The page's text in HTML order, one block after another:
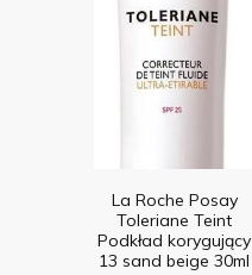
La Roche Posay
Toleriane Teint
Podkład korygujący
13 sand beige 30ml